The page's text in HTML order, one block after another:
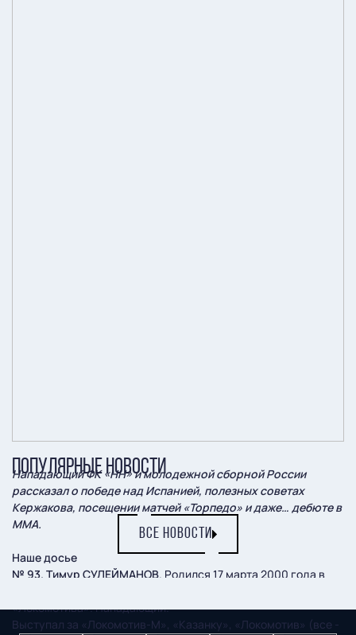
Нападающий ФК «НН» и молодежной сборной России
рассказал о победе над Испанией, полезных советах
Кержакова, посещении матчей «Торпедо» и даже… дебюте в
ММА.
Наше досье
№ 93. Тимур СУЛЕЙМАНОВ. Родился 17 марта 2000 года в
«Локомотива». Нападающий.
Выступал за «Локомотив-М», «Казанку», «Локомотив» (все -
ПОПУЛЯРНЫЕ НОВОСТИ
ВСЕ НОВОСТИ